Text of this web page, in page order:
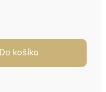
Do košíka